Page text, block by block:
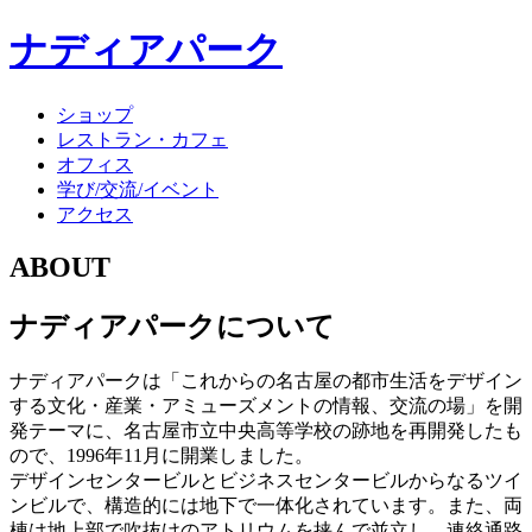
ナディアパーク
ショップ
レストラン・カフェ
オフィス
学び/交流/イベント
アクセス
ABOUT
ナディアパークについて
ナディアパークは「これからの名古屋の都市生活をデザイン
する文化・産業・アミューズメントの情報、交流の場」を開
発テーマに、名古屋市立中央高等学校の跡地を再開発したも
ので、1996年11月に開業しました。
デザインセンタービルとビジネスセンタービルからなるツイ
ンビルで、構造的には地下で一体化されています。また、両